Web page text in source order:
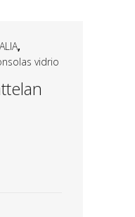
,
vidrio